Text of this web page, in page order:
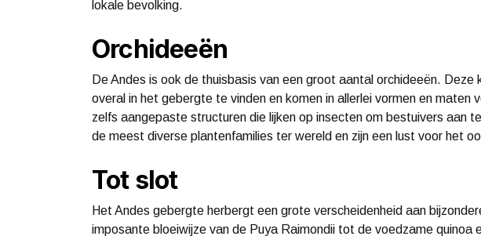
lokale bevolking.
Orchideeën
De Andes is ook de thuisbasis van een groot aantal orchideeën. Deze
overal in het gebergte te vinden en komen in allerlei vormen en maten
zelfs aangepaste structuren die lijken op insecten om bestuivers aan
de meest diverse plantenfamilies ter wereld en zijn een lust voor het
Tot slot
Het Andes gebergte herbergt een grote verscheidenheid aan
imposante bloeiwijze van de Puya Raimondii tot de voedzame quinoa